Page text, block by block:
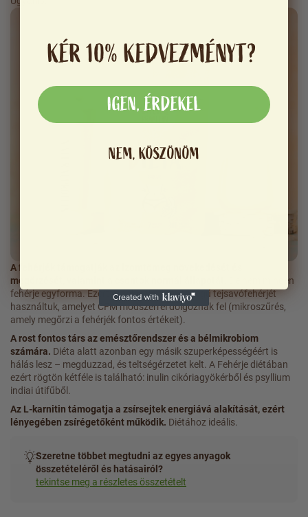
A fehérjék támogatják az izomtömeg növekedését és
megőrzését, valamint a csontok normál állapotát.
De nem minden
fehérje egyforma. Ezért a legkiválóbb minőségű tejsavófehérjét
használtuk, amelyet CFM módszerrel dolgoznak fel (mikroszűrés,
amely megőrzi a fehérjék fontos értékeit).
A rost fontos társ az emésztőrendszer és a bélmikrobiom
számára. Diéta alatt azonban egy másik szuperképességéért is
hálás lesz – megduzzad, és teltségérzetet kelt. A Fehérje diétában
ezért rögtön kétféle is található: inulin cikóriagyökérből és psyllium
indiai útifűből.
Az L-karnitin támogatja a zsírsejtek energiává alakítását, ezért
lényegében zsírégetőként működik. Diétához ideális.
Szeretne többet megtudni az egyes anyagok
összetételéről és hatásairól?
tekintse meg a részletes összetételt
KÉR 10% KEDVEZMÉNYT?
IGEN, ÉRDEKEL
NEM, KÖSZÖNÖM